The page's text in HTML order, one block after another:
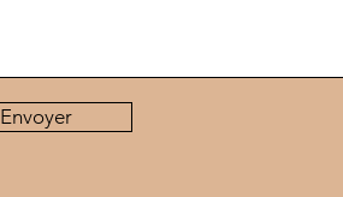
Envoyer